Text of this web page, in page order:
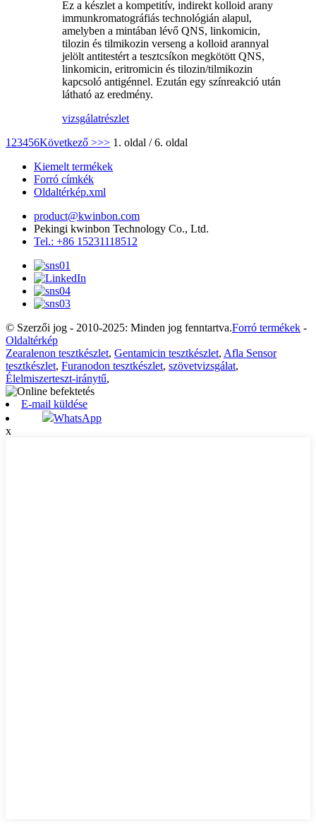
Ez a készlet a kompetitív, indirekt kolloid arany
immunkromatográfiás technológián alapul,
amelyben a mintában lévő QNS, linkomicin,
tilozin és tilmikozin verseng a kolloid arannyal
jelölt antitestért a tesztcsíkon megkötött QNS,
linkomicin, eritromicin és tilozin/tilmikozin
kapcsoló antigénnel. Ezután egy színreakció után
látható az eredmény.
vizsgálatrészlet
1 23456Következő >>> 1. oldal / 6. oldal
Kiemelt termékek
Forró címkék
Oldaltérkép.xml
product@kwinbon.com
Pekingi kwinbon Technology Co., Ltd.
Tel.: +86 15231118512
© Szerzői jog - 2010-2025: Minden jog fenntartva.Forró termékek -
Oldaltérkép
Zearalenon tesztkészlet, Gentamicin tesztkészlet, Afla Sensor
tesztkészlet, Furanodon tesztkészlet, szövetvizsgálat,
Élelmiszerteszt-iránytű,
E-mail küldése
WhatsApp
x